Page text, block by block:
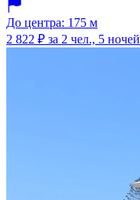
До центра: 175 м
2 822 ₽ за 2 чел., 5 ночей